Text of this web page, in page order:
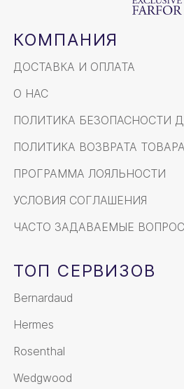
КОМПАНИЯ
ДОСТАВКА И ОПЛАТА
О НАС
ПОЛИТИКА БЕЗОПАСНОСТИ
ПОЛИТИКА ВОЗВРАТА
ПРОГРАММА ЛОЯЛЬНОСТИ
УСЛОВИЯ СОГЛАШЕНИЯ
ЧАСТО ЗАДАВАЕМЫЕ
ТОП СЕРВИЗОВ
Bernardaud
Hermes
Rosenthal
Wedgwood